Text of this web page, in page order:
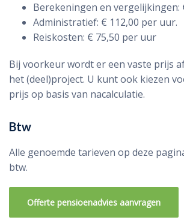
Berekeningen en vergelijkingen:
Administratief: € 112,00 per uur.
Reiskosten: € 75,50 per uur
Bij voorkeur wordt er een vaste prijs
het (deel)project. U kunt ook kiezen
prijs op basis van nacalculatie.
Btw
Alle genoemde tarieven op deze
btw.
Offerte pensioenadvies aanvragen